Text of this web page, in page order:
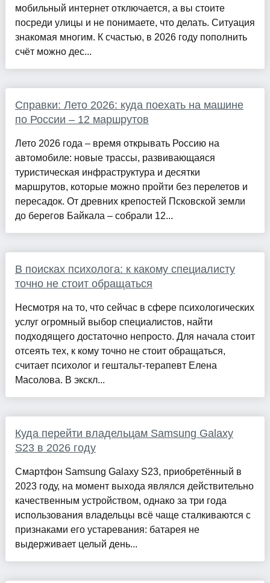
мобильный интернет отключается, а вы стоите
посреди улицы и не понимаете, что делать. Ситуация
знакомая многим. К счастью, в 2026 году пополнить
счёт можно дес...
Справки: Лето 2026: куда поехать на машине
по России – 12 маршрутов
Лето 2026 года – время открывать Россию на
автомобиле: новые трассы, развивающаяся
туристическая инфраструктура и десятки
маршрутов, которые можно пройти без перелетов и
пересадок. От древних крепостей Псковской земли
до берегов Байкала – собрали 12...
В поисках психолога: к какому специалисту
точно не стоит обращаться
Несмотря на то, что сейчас в сфере психологических
услуг огромный выбор специалистов, найти
подходящего достаточно непросто. Для начала стоит
отсеять тех, к кому точно не стоит обращаться,
считает психолог и гештальт-терапевт Елена
Масолова. В экскл...
Куда перейти владельцам Samsung Galaxy
S23 в 2026 году
Смартфон Samsung Galaxy S23, приобретённый в
2023 году, на момент выхода являлся действительно
качественным устройством, однако за три года
использования владельцы всё чаще сталкиваются с
признаками его устаревания: батарея не
выдерживает целый день...